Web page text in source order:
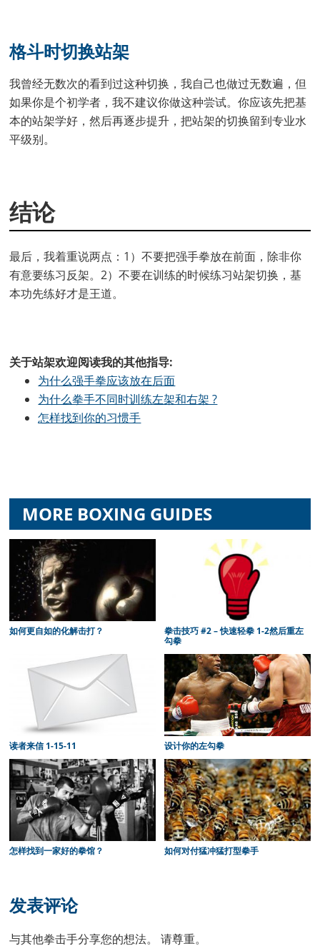
格斗时切换站架
我曾经无数次的看到过这种切换，我自己也做过无数遍，但
如果你是个初学者，我不建议你做这种尝试。你应该先把基
本的站架学好，然后再逐步提升，把站架的切换留到专业水
平级别。
结论
最后，我着重说两点：1）不要把强手拳放在前面，除非你
有意要练习反架。2）不要在训练的时候练习站架切换，基
本功先练好才是王道。
关于站架欢迎阅读我的其他指导:
为什么强手拳应该放在后面
为什么拳手不同时训练左架和右架 ?
怎样找到你的习惯手
MORE BOXING GUIDES
如何更自如的化解击打？
拳击技巧 #2 – 快速轻拳 1-2然后重左
勾拳
读者来信 1-15-11 设计你的左勾拳
怎样找到一家好的拳馆？ 如何对付猛冲猛打型拳手
Interactions
发表评论
与其他拳击手分享您的想法。 请尊重。